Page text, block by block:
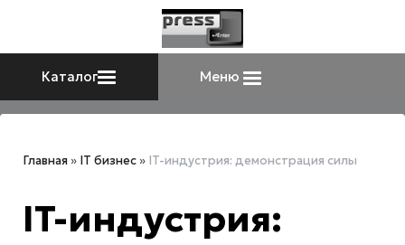
Каталог Меню
Главная » IT бизнес » IT-индустрия: демонстрация силы
IT-индустрия: